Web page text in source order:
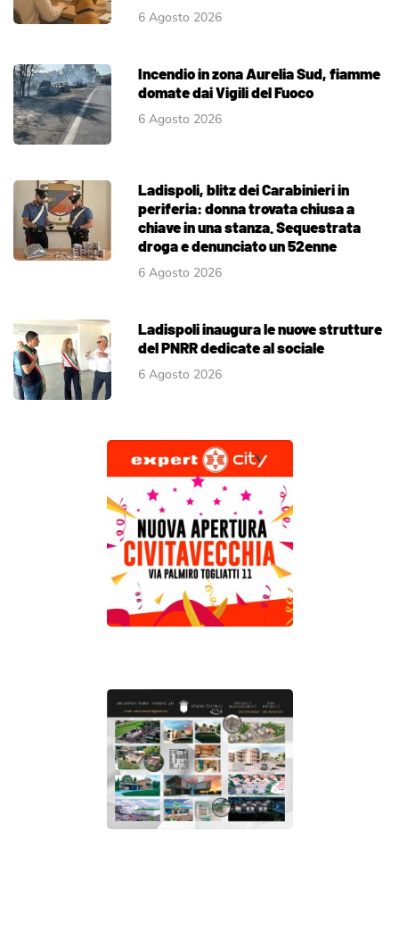
6 Agosto 2026
Incendio in zona Aurelia Sud, fiamme
domate dai Vigili del Fuoco
6 Agosto 2026
Ladispoli, blitz dei Carabinieri in
periferia: donna trovata chiusa a
chiave in una stanza. Sequestrata
droga e denunciato un 52enne
6 Agosto 2026
Ladispoli inaugura le nuove strutture
del PNRR dedicate al sociale
6 Agosto 2026